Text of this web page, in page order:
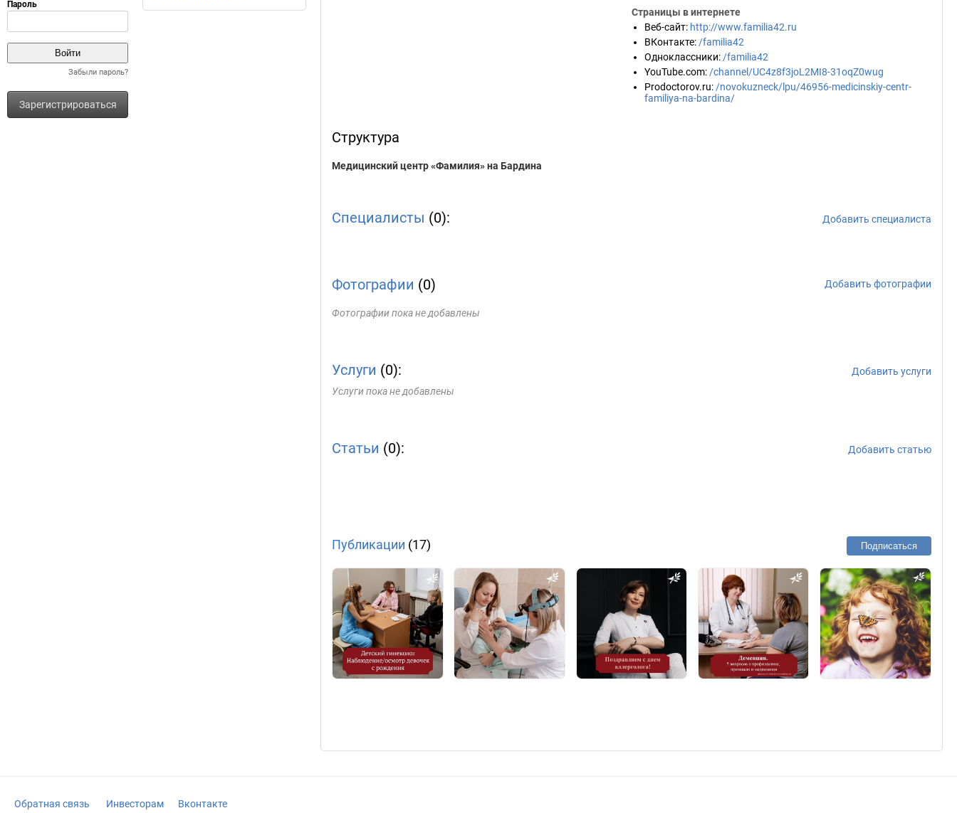
Забыли пароль?
Зарегистрироваться
Страницы в интернете
Веб-сайт: http://www.familia42.ru
ВКонтакте: /familia42
Одноклассники: /familia42
YouTube.com: /channel/UC4z8f3joL2MI8-31oqZ0wug
Prodoctorov.ru: /novokuzneck/lpu/46956-medicinskiy-centr-
familiya-na-bardina/
Структура
Медицинский центр «Фамилия» на Бардина
Специалисты (0): Добавить специалиста
Фотографии (0) Добавить фотографии
Фотографии пока не добавлены
Услуги (0):
Добавить услуги
Услуги пока не добавлены
Статьи (0): Добавить статью
Публикации (17) Подписаться
Обратная связь Инвесторам Вконтакте